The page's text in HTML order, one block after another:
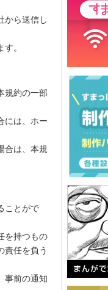
から送信し
。
規約の一部
には、ホー
合は、本規
ことがで
を持つもの
責任を負う
事前の通知